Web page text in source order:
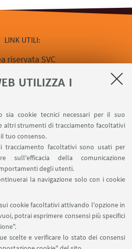
UTILIZZA I
sia cookie tecnici necessari per il suo
altri strumenti di tracciamento facoltativi
tuo consenso.
facoltativi sono usati per
sull'efficacia della comunicazione
degli utenti.
la navigazione solo con i cookie
cookie facoltativi attivando l'opzione in
potrai esprimere consensi più specifici
scelte e verificare lo stato dei consensi
LINK UTILI
riservata SVC
un'aula
del Dipartimento
sottomissione notizie
un Evento
proposta di seminario
riunioni del Dipartimento
dei Servizi
UNIBO SU: